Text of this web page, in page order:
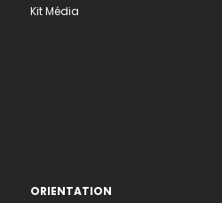
Kit Média
ORIENTATION